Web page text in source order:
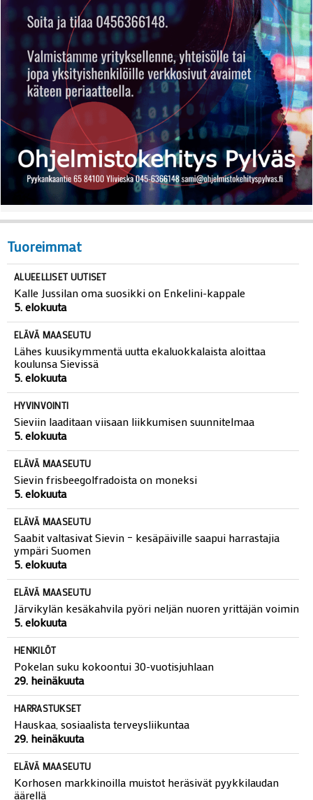
Tuoreimmat
ALUEELLISET UUTISET
Kalle Jussilan oma suosikki on Enkelini-kappale
5. elokuuta
ELÄVÄ MAASEUTU
Lähes kuusikymmentä uutta ekaluokkalaista aloittaa
koulunsa Sievissä
5. elokuuta
HYVINVOINTI
Sieviin laaditaan viisaan liikkumisen suunnitelmaa
5. elokuuta
ELÄVÄ MAASEUTU
Sievin frisbeegolfradoista on moneksi
5. elokuuta
ELÄVÄ MAASEUTU
Saabit valtasivat Sievin – kesäpäiville saapui harrastajia
ympäri Suomen
5. elokuuta
ELÄVÄ MAASEUTU
Järvikylän kesäkahvila pyöri neljän nuoren yrittäjän voimin
5. elokuuta
HENKILÖT
Pokelan suku kokoontui 30-vuotisjuhlaan
29. heinäkuuta
HARRASTUKSET
Hauskaa, sosiaalista terveysliikuntaa
29. heinäkuuta
ELÄVÄ MAASEUTU